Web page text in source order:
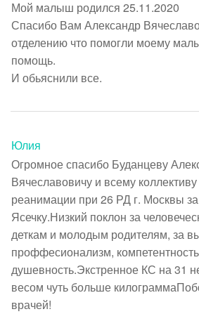
Мой малыш родился 25.11.2020
Спасибо Вам Александр
отделению что помогли моему
помощь.
И обьяснили все.
Юлия
Огромное спасибо Буданцеву
Вячеславовичу и всему коллективу
реанимации при 26 РД г. Москвы
Ясечку.Низкий поклон за
деткам и молодым родителям, за
проффесионализм,
душевность.Экстренное КС на 31
весом чуть больше
врачей!